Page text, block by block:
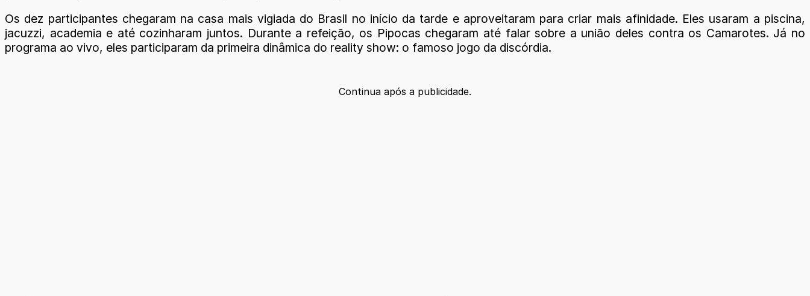
Os dez participantes chegaram na casa mais vigiada do Brasil no início da tarde e aproveitaram para criar mais afinidade. Eles usaram a piscina,
jacuzzi, academia e até cozinharam juntos. Durante a refeição, os Pipocas chegaram até falar sobre a união deles contra os Camarotes. Já no
programa ao vivo, eles participaram da primeira dinâmica do reality show: o famoso jogo da discórdia.
Continua após a publicidade.